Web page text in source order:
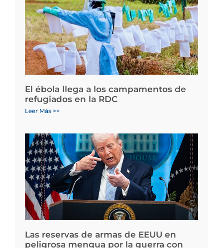
El ébola llega a los campamentos de
refugiados en la RDC
Leer Más >>
Las reservas de armas de EEUU en
peligrosa mengua por la guerra con